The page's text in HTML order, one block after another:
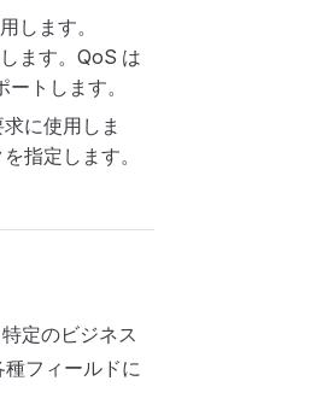
します。
ます。QoS は
トします。
に使用しま
指定します。
定のビジネス
フィールドに